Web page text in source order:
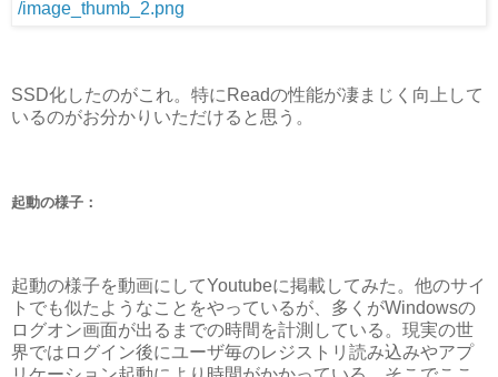
SSD化したのがこれ。特にReadの性能が凄まじく向上して
いるのがお分かりいただけると思う。
起動の様子：
起動の様子を動画にしてYoutubeに掲載してみた。他のサイ
トでも似たようなことをやっているが、多くがWindowsの
ログオン画面が出るまでの時間を計測している。現実の世
界ではログイン後にユーザ毎のレジストリ読み込みやアプ